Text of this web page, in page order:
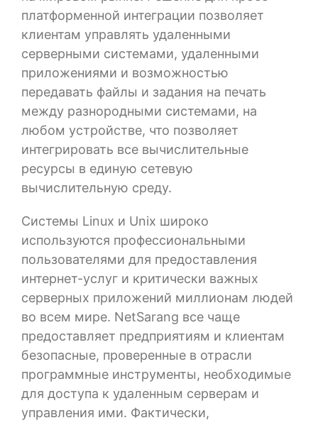
платформенной интеграции позволяет
клиентам управлять удаленными
серверными системами, удаленными
приложениями и возможностью
передавать файлы и задания на печать
между разнородными системами, на
любом устройстве, что позволяет
интегрировать все вычислительные
ресурсы в единую сетевую
вычислительную среду.
Системы Linux и Unix широко
используются профессиональными
пользователями для предоставления
интернет-услуг и критически важных
серверных приложений миллионам людей
во всем мире. NetSarang все чаще
предоставляет предприятиям и клиентам
безопасные, проверенные в отрасли
программные инструменты, необходимые
для доступа к удаленным серверам и
управления ими. Фактически,